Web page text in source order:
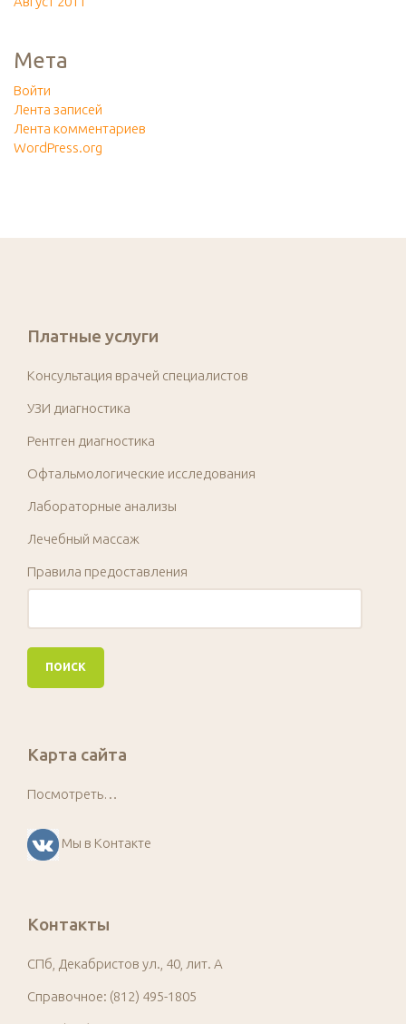
Мета
Войти
Лента записей
Лента комментариев
WordPress.org
Платные услуги
Консультация врачей специалистов
УЗИ диагностика
Рентген диагностика
Офтальмологические исследования
Лабораторные анализы
Лечебный массаж
Правила предоставления
Карта сайта
Посмотреть…
Мы в Контакте
Контакты
СПб, Декабристов ул., 40, лит. А
Справочное: (812) 495-1805